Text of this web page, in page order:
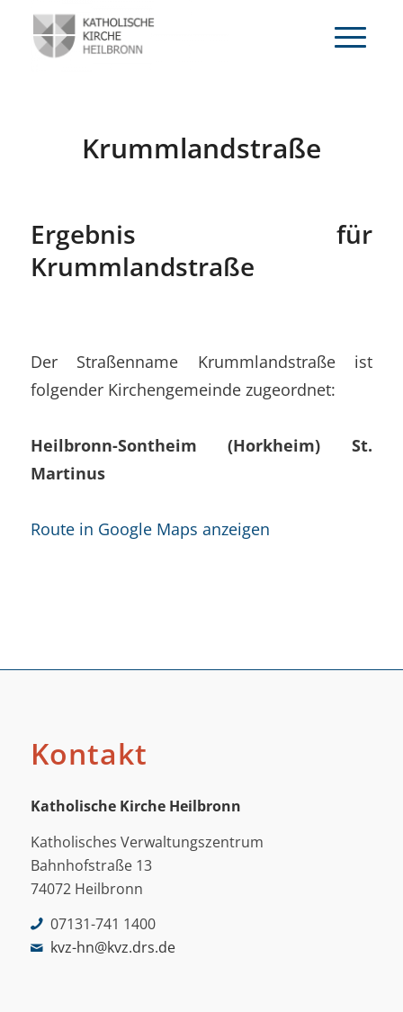
Krummlandstraße
Ergebnis für
Krummlandstraße
Der Straßenname Krummlandstraße ist
folgender Kirchengemeinde zugeordnet:
Heilbronn-Sontheim (Horkheim) St.
Martinus
Route in Google Maps anzeigen
Kontakt
Katholische Kirche Heilbronn
Katholisches Verwaltungszentrum
Bahnhofstraße 13
74072 Heilbronn
07131-741 1400
kvz-hn@kvz.drs.de